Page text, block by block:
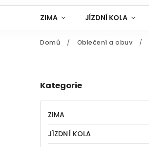
ZIMA JÍZDNÍ KOLA
Domů / Oblečení a obuv /
Kategorie
ZIMA
JÍZDNÍ KOLA